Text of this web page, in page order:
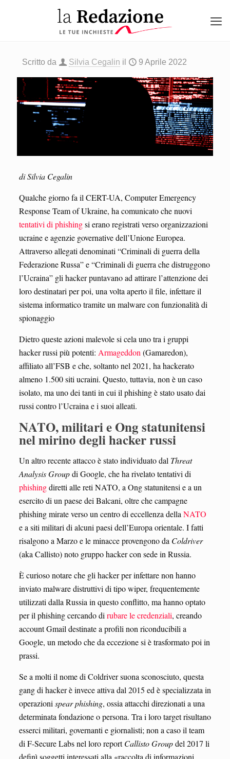
Scritto da Silvia Cegalin il 9 Aprile 2022
di Silvia Cegalin
Qualche giorno fa il CERT-UA, Computer Emergency
Response Team of Ukraine, ha comunicato che nuovi
tentativi di phishingsi erano registrati verso organizzazioni
ucraine e agenzie governative dell’Unione Europea.
Attraverso allegati denominati “Criminali di guerra della
Federazione Russa” e “Criminali di guerra che distruggono
l’Ucraina” gli hacker puntavano ad attirare l’attenzione dei
loro destinatari per poi, una volta aperto il file, infettare il
sistema informatico tramite un malware con funzionalità di
spionaggio
Dietro queste azioni malevole si cela uno tra i gruppi
hacker russi più potenti: Armageddon (Gamaredon),
affiliato all’FSB e che, soltanto nel 2021, ha hackerato
almeno 1.500 siti ucraini. Questo, tuttavia, non è un caso
isolato, ma uno dei tanti in cui il phishing è stato usato dai
russi contro l’Ucraina e i suoi alleati.
NATO, militari e Ong statunitensi
nel mirino degli hacker russi
Un altro recente attacco è stato individuato dal Threat
Analysis Groupdi Google, che ha rivelato tentativi di
phishingdiretti alle reti NATO, a Ong statunitensi e a un
esercito di un paese dei Balcani, oltre che campagne
phishing mirate verso un centro di eccellenza della NATO
e a siti militari di alcuni paesi dell’Europa orientale. I fatti
risalgono a Marzo e le minacce provengono da Coldriver
(aka Callisto) noto gruppo hacker con sede in Russia.
È curioso notare che gli hacker per infettare non hanno
inviato malware distruttivi di tipo wiper, frequentemente
utilizzati dalla Russia in questo conflitto, ma hanno optato
per il phishing cercando di rubare le credenziali, creando
account Gmail destinate a profili non riconducibili a
Google, un metodo che da eccezione si è trasformato poi in
prassi.
Se a molti il nome di Coldriver suona sconosciuto, questa
gang di hacker è invece attiva dal 2015 ed è specializzata in
operazioni spear phishing, ossia attacchi direzionati a una
determinata fondazione o persona. Tra i loro target risultano
esserci militari, governanti e giornalisti; non a caso il team
di F-Secure Labs nel loro reportCallisto Groupdel 2017 li
definì soggetti interessati alla «raccolta di informazioni